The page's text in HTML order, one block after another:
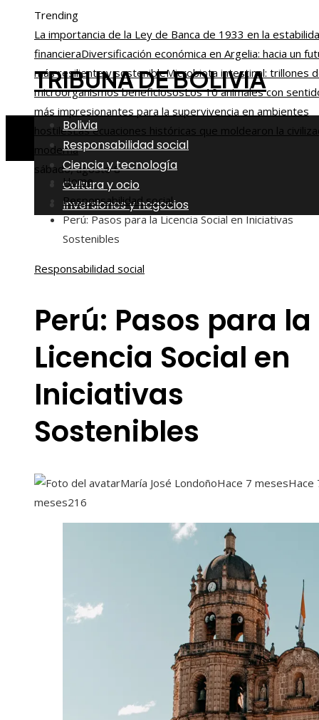
Trending
La importancia de la Ley de Banca de 1933 en la
financieraDiversificación económica en Argelia: hacia un
más resiliente y sostenibleMicrobiota intestinal: trillones
microorganismos beneficiososLos 10 animales con
más impresionantes para la supervivencia en ambientes
hostilesLas ecuaciones históricas que moldearon la
moderna
sábado, agosto 8
TRIBUNA DE BOLIVIA
Bolivia
Responsabilidad social
Ciencia y tecnología
Cultura y ocio
Inversiones y negocios
Home
Responsabilidad social
Perú: Pasos para la Licencia Social en Iniciativas
Sostenibles
Responsabilidad social
Perú: Pasos para la
Licencia Social en
Iniciativas
Sostenibles
María José LondoñoHace 7 mesesHace
meses216